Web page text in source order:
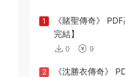
1
《賭聖傳奇》
完結】
0 9
2
《沈勝衣傳奇》